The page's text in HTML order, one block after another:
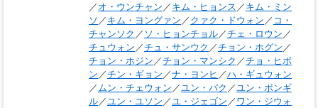
／ オ・ウンチャン ／ キム・ヒョンス ／ キム・ミン
ソ ／ キム・ヨングァン ／ クァク・ドウォン ／ コ・
チャンソク ／ ソ・ヒョンチョル／チェ・ロウン ／
チュウォン ／チュ・サンウク ／チョン・ホグン ／
チョン・ホジン ／チョン・マンシク ／チョ・ヒボ
ン ／チン・ギョン ／ナ・ヨンヒ ／ハ・ギュウォン
／ムン・チェウォン ／ユン・バク ／ユン・ボンギ
ル／ユン・ユソン ／ユ・ジェゴン ／ ワン・ジウォ